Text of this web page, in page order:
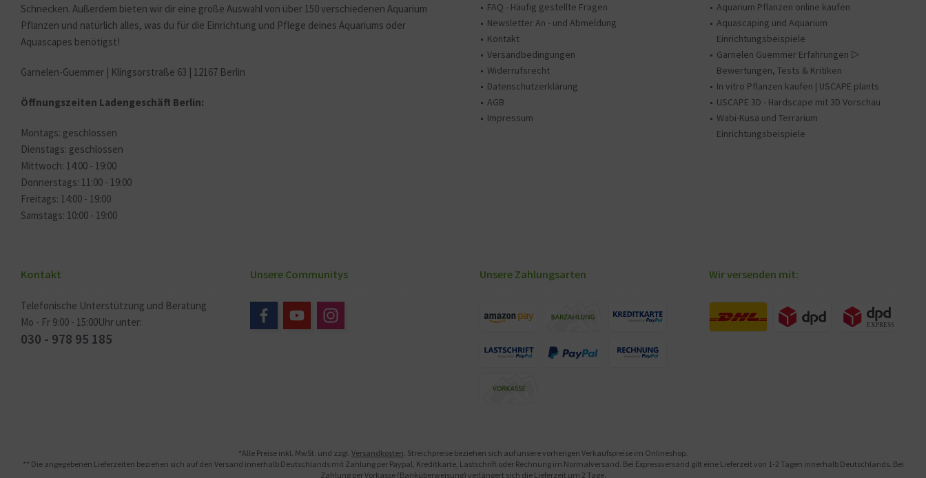
Schnecken. Außerdem bieten wir dir eine große Auswahl von über 150 verschiedenen Aquarium
Pflanzen und natürlich alles, was du für die Einrichtung und Pflege deines Aquariums oder
Aquascapes benötigst!
Garnelen-Guemmer | Klingsorstraße 63 | 12167 Berlin
Öffnungszeiten Ladengeschäft Berlin:
Montags: geschlossen
Dienstags: geschlossen
Mittwoch: 14:00 - 19:00
Donnerstags: 11:00 - 19:00
Freitags: 14:00 - 19:00
Samstags: 10:00 - 19:00
FAQ - Häufig gestellte Fragen
Newsletter An - und Abmeldung
Kontakt
Versandbedingungen
Widerrufsrecht
Datenschutzerklärung
AGB
Impressum
Aquarium Pflanzen online kaufen
Aquascaping und Aquarium
Einrichtungsbeispiele
Garnelen Guemmer Erfahrungen ▷
Bewertungen, Tests & Kritiken
In vitro Pflanzen kaufen | USCAPE plants
USCAPE 3D - Hardscape mit 3D Vorschau
Wabi-Kusa und Terrarium
Einrichtungsbeispiele
Kontakt
Telefonische Unterstützung und Beratung
Mo - Fr 9:00 - 15:00Uhr unter:
030 - 978 95 185
Unsere Communitys Unsere Zahlungsarten Wir versenden mit:
*Alle Preise inkl. MwSt. und zzgl. Versandkosten. Streichpreise beziehen sich auf unsere vorherigen Verkaufspreise im Onlineshop.
** Die angegebenen Lieferzeiten beziehen sich auf den Versand innerhalb Deutschlands mit Zahlung per Paypal, Kreditkarte, Lastschrift oder Rechnung im Normalversand. Bei Expressversand gilt eine Lieferzeit von 1-2 Tagen innerhalb Deutschlands. Bei
Zahlung per Vorkasse (Banküberweisung) verlängert sich die Lieferzeit um 2 Tage.